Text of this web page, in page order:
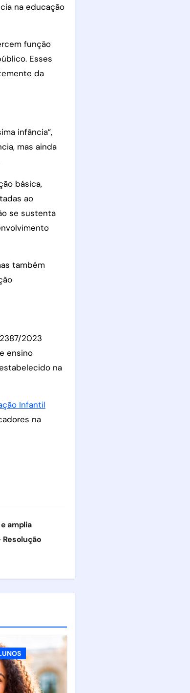
na educação
função
Esses
da
infância”,
mas ainda
básica,
ao
se sustenta
também
2023
ensino
na
Infantil
na
amplia